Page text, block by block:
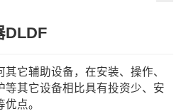
DLDF
它辅助设备，在安装、操作、
等其它设备相比具有投资少、安
点。